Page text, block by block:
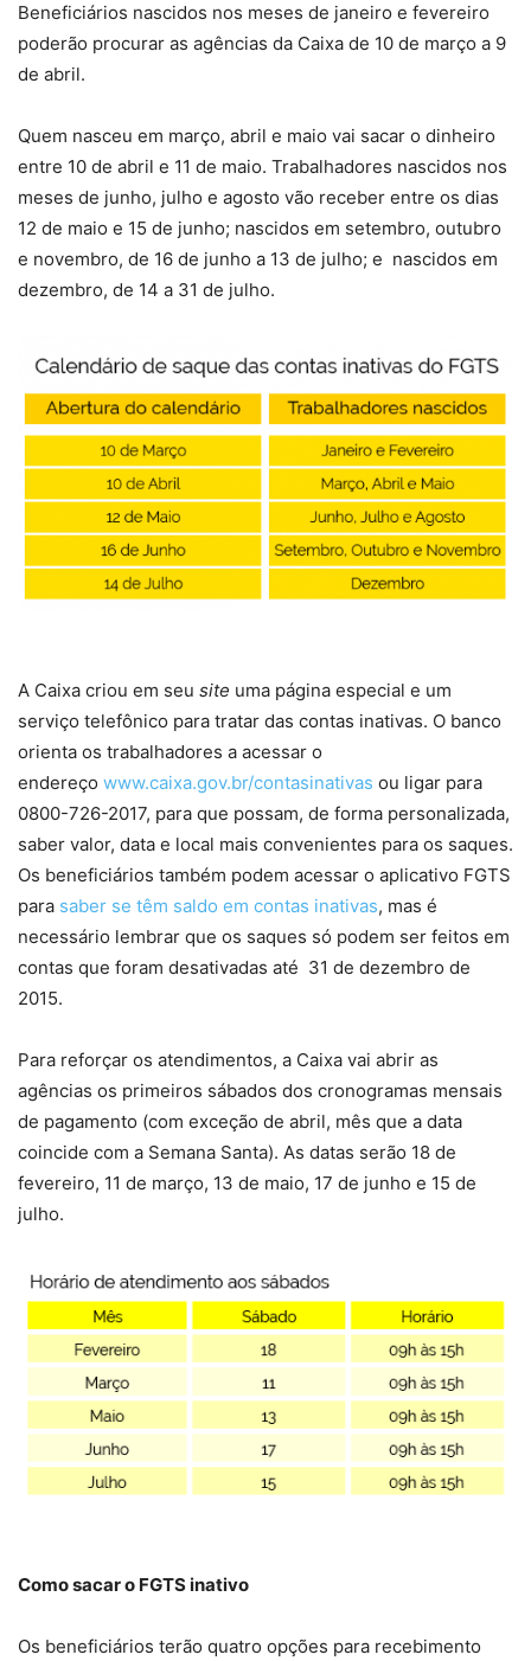
Beneficiários nascidos nos meses de janeiro e fevereiro
poderão procurar as agências da Caixa de 10 de março a 9
de abril.
Quem nasceu em março, abril e maio vai sacar o dinheiro
entre 10 de abril e 11 de maio. Trabalhadores nascidos nos
meses de junho, julho e agosto vão receber entre os dias
12 de maio e 15 de junho; nascidos em setembro, outubro
e novembro, de 16 de junho a 13 de julho; e nascidos em
dezembro, de 14 a 31 de julho.
A Caixa criou em seu site uma página especial e um
serviço telefônico para tratar das contas inativas. O banco
orienta os trabalhadores a acessar o
endereço www.caixa.gov.br/contasinativas ou ligar para
0800-726-2017, para que possam, de forma personalizada,
saber valor, data e local mais convenientes para os saques.
Os beneficiários também podem acessar o aplicativo FGTS
para saber se têm saldo em contas inativas, mas é
necessário lembrar que os saques só podem ser feitos em
contas que foram desativadas até 31 de dezembro de
2015.
Para reforçar os atendimentos, a Caixa vai abrir as
agências os primeiros sábados dos cronogramas mensais
de pagamento (com exceção de abril, mês que a data
coincide com a Semana Santa). As datas serão 18 de
fevereiro, 11 de março, 13 de maio, 17 de junho e 15 de
julho.
Como sacar o FGTS inativo
Os beneficiários terão quatro opções para recebimento